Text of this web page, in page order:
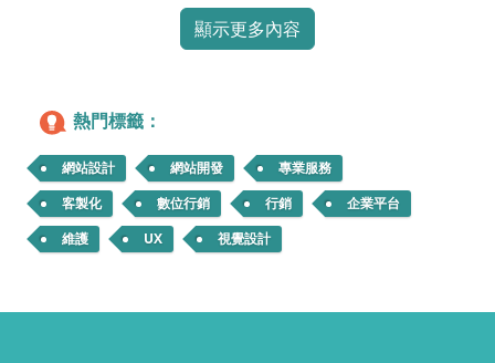
顯示更多內容
熱門標籤：
網站設計 網站開發
專業服務
客製化
數位行銷 行銷
企業平台
維護
UX 視覺設計